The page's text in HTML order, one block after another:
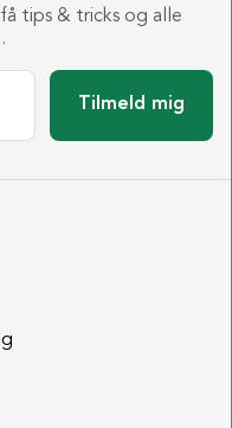
tips & tricks og alle
Tilmeld mig